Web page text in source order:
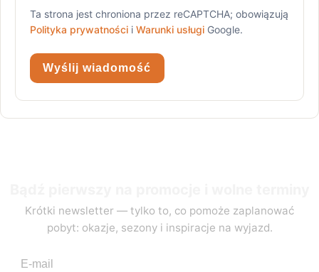
Ta strona jest chroniona przez reCAPTCHA; obowiązują
Polityka prywatności i Warunki usługi Google.
Wyślij wiadomość
Krótki newsletter — tylko to, co pomoże zaplanować
pobyt: okazje, sezony i inspiracje na wyjazd.